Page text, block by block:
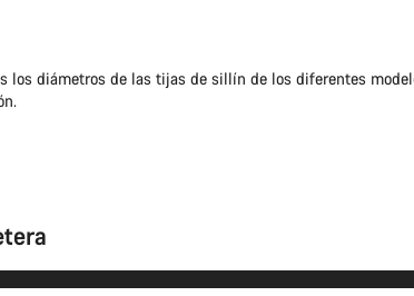
los diámetros de las tijas de sillín de los diferentes